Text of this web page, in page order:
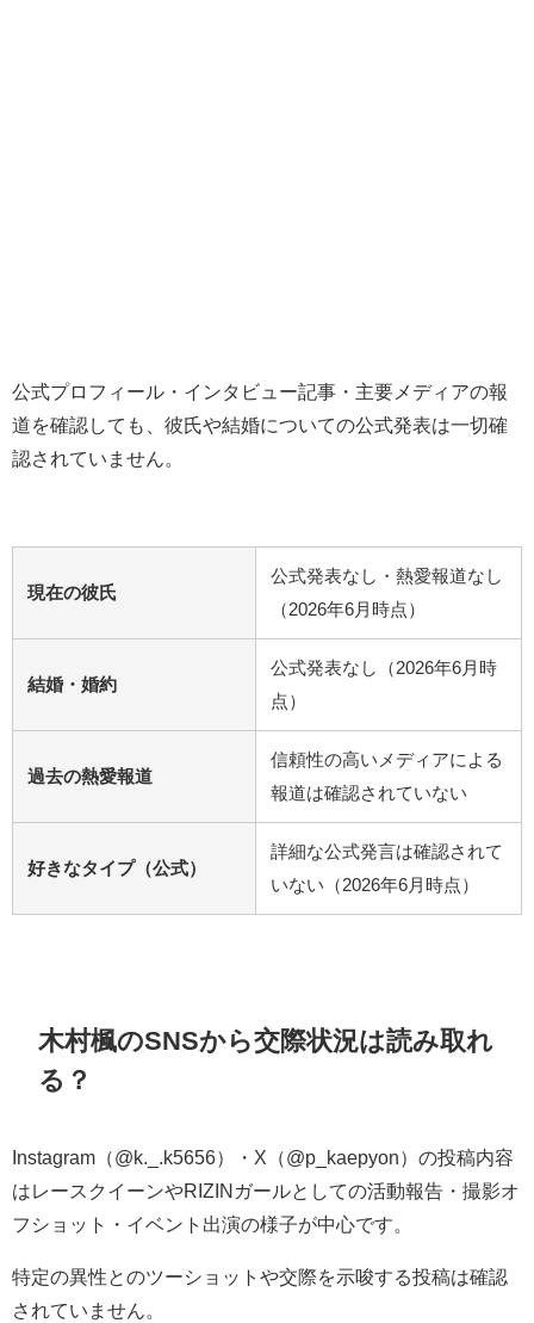
公式プロフィール・インタビュー記事・主要メディアの報
道を確認しても、彼氏や結婚についての公式発表は一切確
認されていません。
現在の彼氏
公式発表なし・熱愛報道なし
（2026年6月時点）
結婚・婚約
公式発表なし（2026年6月時
点）
過去の熱愛報道
信頼性の高いメディアによる
報道は確認されていない
好きなタイプ（公式）
詳細な公式発言は確認されて
いない（2026年6月時点）
木村楓のSNSから交際状況は読み取れ
る？
Instagram（@k._.k5656）・X（@p_kaepyon）の投稿内容
はレースクイーンやRIZINガールとしての活動報告・撮影オ
フショット・イベント出演の様子が中心です。
特定の異性とのツーショットや交際を示唆する投稿は確認
されていません。